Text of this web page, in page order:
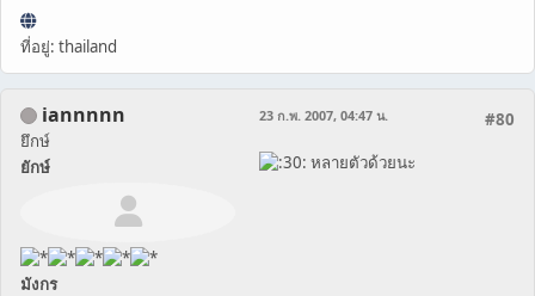
ที่อยู่: thailand
iannnnn
ยึกษ์
ยักษ์
มังกร
#80
23 ก.พ. 2007, 04:47 น.
หลายตัวด้วยนะ